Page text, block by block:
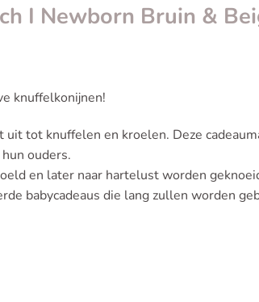
I Newborn Bruin &
knuffelkonijnen!
tot knuffelen en kroelen. Deze
ouders.
en later naar hartelust worden
babycadeaus die lang zullen worden